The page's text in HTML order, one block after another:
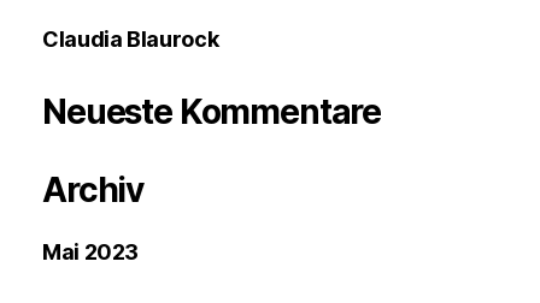
Claudia Blaurock
Neueste Kommentare
Archiv
Mai 2023